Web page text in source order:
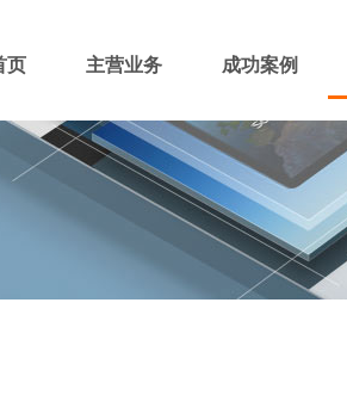
页 主营业务 成功案例
域名注册